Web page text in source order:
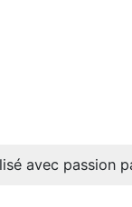
avec passion